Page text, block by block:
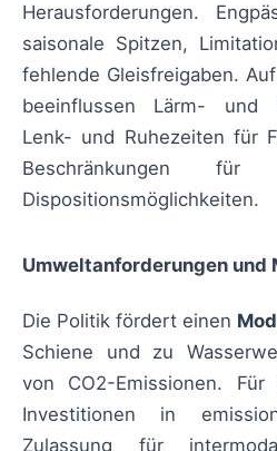
Herausforderungen.
saisonale Spitzen,
fehlende Gleisfreigaben.
beeinflussen Lärm- und
Lenk- und Ruhezeiten für
Beschränkungen für
Dispositionsmöglichkeiten.
Umweltanforderungen und
Die Politik fördert einen
Schiene und zu
von CO2-Emissionen.
Investitionen in
Zulassung für